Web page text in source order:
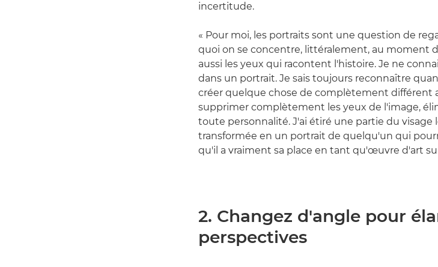
incertitude.
« Pour moi, les portraits sont une question de
quoi on se concentre, littéralement, au moment
aussi les yeux qui racontent l'histoire. Je ne
dans un portrait. Je sais toujours reconnaître
créer quelque chose de complètement différent
supprimer complètement les yeux de l'image,
toute personnalité. J'ai étiré une partie du
transformée en un portrait de quelqu'un qui
qu'il a vraiment sa place en tant qu'œuvre d'art
2. Changez d'angle pour
perspectives